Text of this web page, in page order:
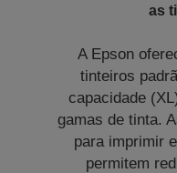
as
A Epson
tinteiros
capacidade
gamas de tinta.
para imprimir
permitem